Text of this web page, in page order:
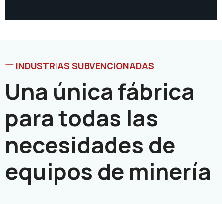
INDUSTRIAS SUBVENCIONADAS
Una única fábrica
para todas las
necesidades de
equipos de minería